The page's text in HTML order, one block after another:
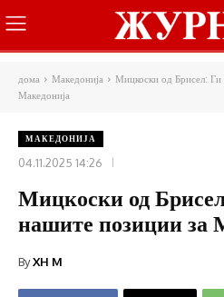
дома Македонија
Мицкоски од Брисел: Ги
Македонија
МАКЕДОНИЈА
04.11.2025 14:26
Мицкоски од
нашите позиции за
ByXH M